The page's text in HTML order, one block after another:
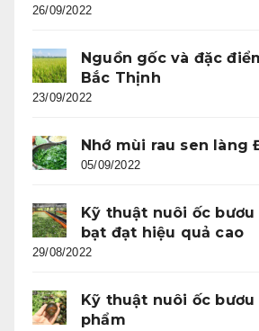
26/09/2022
Nguồn gốc và đặc
Bắc Thịnh
23/09/2022
Nhớ mùi rau sen làng
05/09/2022
Kỹ thuật nuôi ốc
bạt đạt hiệu quả cao
29/08/2022
Kỹ thuật nuôi ốc
phẩm